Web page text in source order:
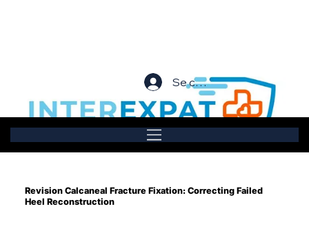
Se connecter
Revision Calcaneal Fracture Fixation: Correcting Failed
Heel Reconstruction